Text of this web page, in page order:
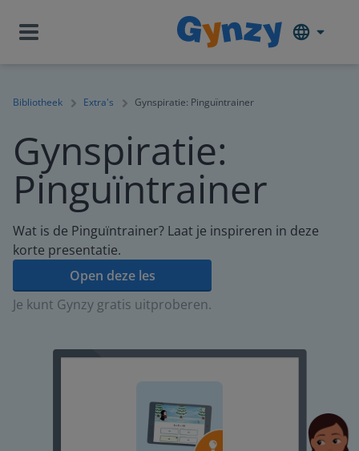
Bibliotheek Extra's Gynspiratie: Pinguïntrainer
Gynspiratie:
Pinguïntrainer
Wat is de Pinguïntrainer? Laat je inspireren in deze
korte presentatie.
Open deze les
Je kunt Gynzy gratis uitproberen.